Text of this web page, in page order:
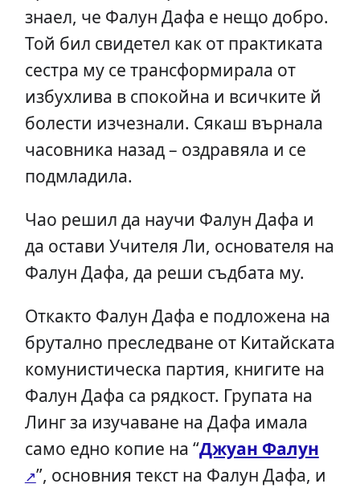
знаел, че Фалун Дафа е нещо добро.
Той бил свидетел как от практиката
сестра му се трансформирала от
избухлива в спокойна и всичките й
болести изчезнали. Сякаш върнала
часовника назад – оздравяла и се
подмладила.
Чао решил да научи Фалун Дафа и
да остави Учителя Ли, основателя на
Фалун Дафа, да реши съдбата му.
Откакто Фалун Дафа е подложена на
брутално преследване от Китайската
комунистическа партия, книгите на
Фалун Дафа са рядкост. Групата на
Линг за изучаване на Дафа имала
само едно копие на “Джуан Фалун
”, основния текст на Фалун Дафа, и